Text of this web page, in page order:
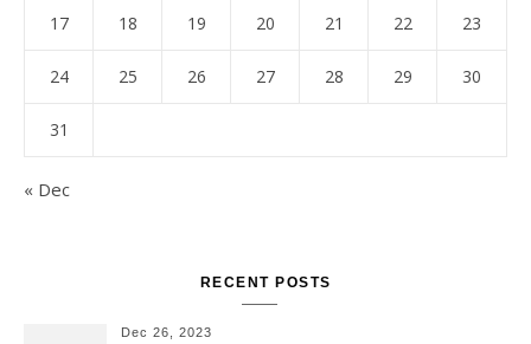
17 18 19 20 21 22 23
24 25 26 27 28 29 30
31
« Dec
RECENT POSTS
Dec 26, 2023